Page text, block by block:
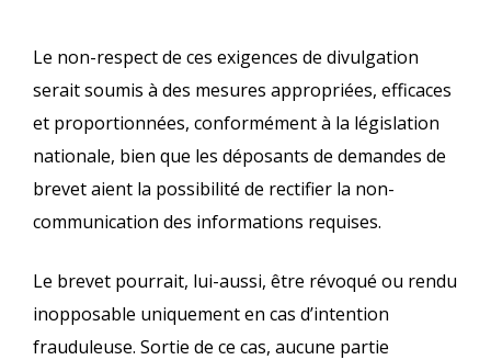
Le non-respect de ces exigences de divulgation
serait soumis à des mesures appropriées, efficaces
et proportionnées, conformément à la législation
nationale, bien que les déposants de demandes de
brevet aient la possibilité de rectifier la non-
communication des informations requises.
Le brevet pourrait, lui-aussi, être révoqué ou rendu
inopposable uniquement en cas d’intention
frauduleuse. Sortie de ce cas, aucune partie